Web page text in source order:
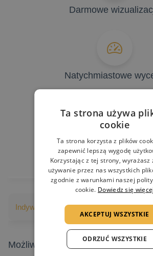
Darmowe
Natychmiastowe
Gwarancja jakości
Indywidualizacja nadruków
Możliwości indywidualizacji
Ta strona używa
cookie
Ta strona korzysta z plików
zapewnić lepszą wygodę
Korzystając z tej strony, wyrażasz
używanie przez nas wszystkich
zgodnie z warunkami naszej
cookie. Dowiedz się więcej
AKCEPTUJ WSZYSTKIE
ODRZUĆ WSZYSTKIE